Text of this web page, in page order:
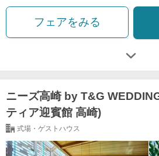
フェアをみる
ニーズ高崎 by T&G
ティア迎賓館 高崎)
式場・ゲストハウス